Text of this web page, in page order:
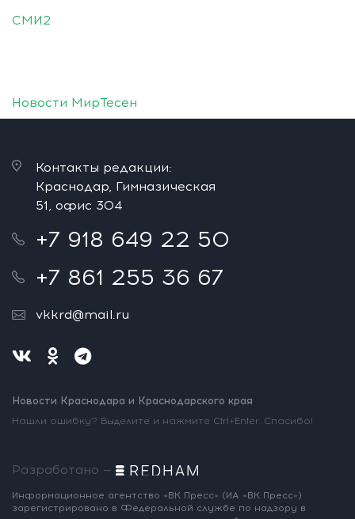
СМИ2
Новости МирТесен
Контакты редакции:
Краснодар, Гимназическая
51, офис 304
+7 918 649 22 50
+7 861 255 36 67
vkkrd@mail.ru
Новости Краснодара и Краснодарского края
Нашли ошибку? Выделите и нажмите Ctrl+Enter. Спасибо!
Разработано —
Информационное агентство «ВК Пресс» (ИА «ВК Пресс»)
зарегистрировано в Федеральной службе по надзору в